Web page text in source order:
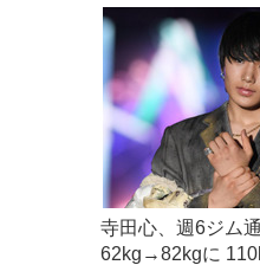
寺田心、週6ジム
62kg→82kgに